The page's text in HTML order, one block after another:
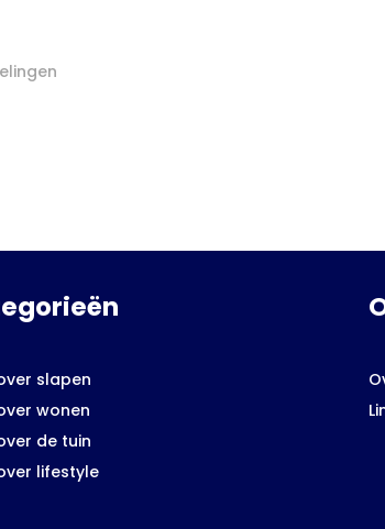
slapen
wonen
de tuin
lifestyle